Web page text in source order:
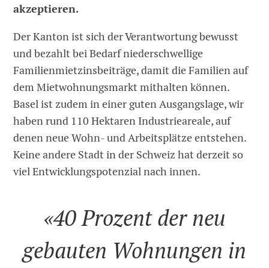
akzeptieren.
Der Kanton ist sich der Verantwortung bewusst
und bezahlt bei Bedarf niederschwellige
Familienmietzinsbeiträge, damit die Familien auf
dem Mietwohnungsmarkt mithalten können.
Basel ist zudem in einer guten Ausgangslage, wir
haben rund 110 Hektaren Industrieareale, auf
denen neue Wohn- und Arbeitsplätze entstehen.
Keine andere Stadt in der Schweiz hat derzeit so
viel Entwicklungspotenzial nach innen.
«40 Prozent der neu
gebauten Wohnungen in